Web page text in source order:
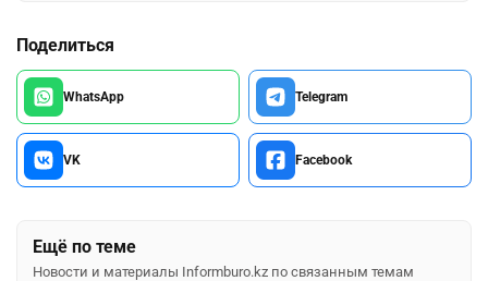
Поделиться
WhatsApp Telegram
VK Facebook
Ещё по теме
Новости и материалы Informburo.kz по связанным темам